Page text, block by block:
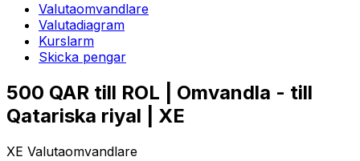
Valutaomvandlare
Valutadiagram
Kurslarm
Skicka pengar
500 QAR till ROL | Omvandla - till
Qatariska riyal | XE
XE Valutaomvandlare